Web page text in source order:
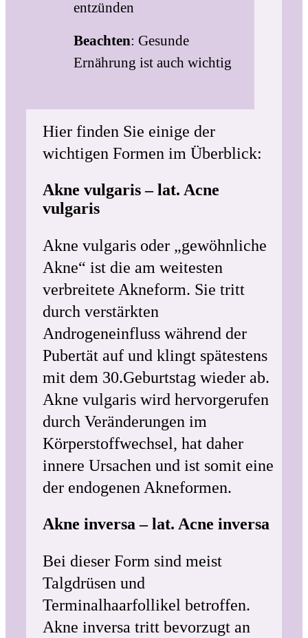
entzünden
Beachten: Gesunde
Ernährung ist auch wichtig
Hier finden Sie einige der
wichtigen Formen im Überblick:
Akne vulgaris – lat. Acne
vulgaris
Akne vulgaris oder „gewöhnliche
Akne“ ist die am weitesten
verbreitete Akneform. Sie tritt
durch verstärkten
Androgeneinfluss während der
Pubertät auf und klingt spätestens
mit dem 30.Geburtstag wieder ab.
Akne vulgaris wird hervorgerufen
durch Veränderungen im
Körperstoffwechsel, hat daher
innere Ursachen und ist somit eine
der endogenen Akneformen.
Akne inversa – lat. Acne inversa
Bei dieser Form sind meist
Talgdrüsen und
Terminalhaarfollikel betroffen.
Akne inversa tritt bevorzugt an